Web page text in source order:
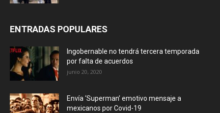
ENTRADAS POPULARES
Ingobernable no tendrá tercera temporada
por falta de acuerdos
junio 20, 2020
Envía ‘Superman’ emotivo mensaje a
mexicanos por Covid-19